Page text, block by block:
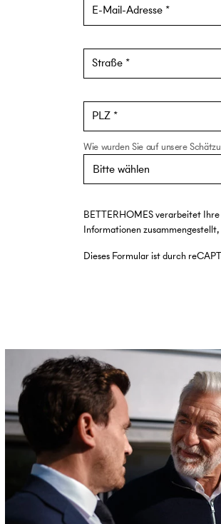
E-Mail-Adresse
Straße
PLZ
Wie wurden Sie auf unsere
BETTERHOMES verarbeitet
Informationen
Dieses Formular ist durch